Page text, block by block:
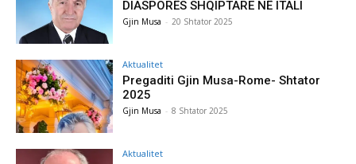
DIASPORËS SHQIPTARE NË ITALI
Gjin Musa - 20 Shtator 2025
Aktualitet
Pregaditi Gjin Musa-Rome- Shtator
2025
Gjin Musa - 8 Shtator 2025
Aktualitet